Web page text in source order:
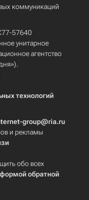
коммуникаций
57640
унитарное
агентство
технологий
group@ria.ru
и рекламы
обо всех
формой обратной